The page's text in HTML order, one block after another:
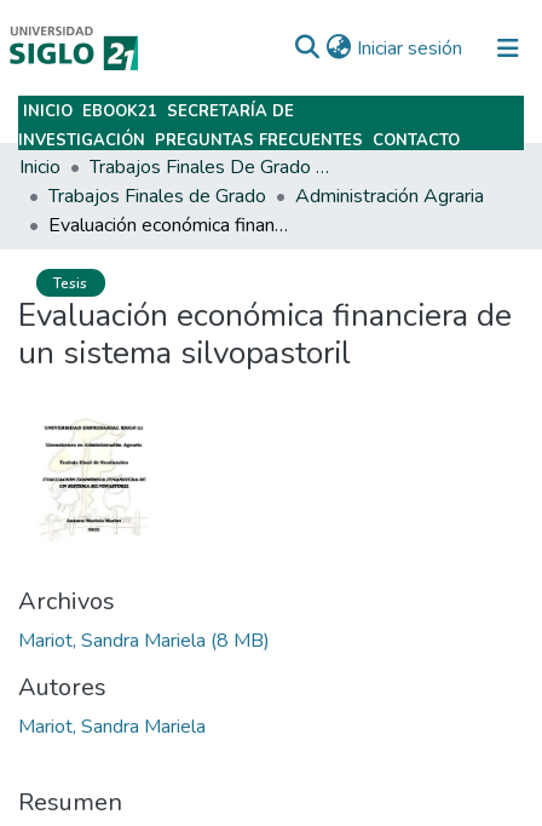
Iniciar sesión (current)
Subir
INICIO EBOOK21 SECRETARÍA DE
INVESTIGACIÓN PREGUNTAS FRECUENTES CONTACTO
Inicio
Trabajos Finales De Grado Y Posgrado
Trabajos Finales de Grado
Administración Agraria
Evaluación económica financiera de un sistema silvopastoril
Tesis
Evaluación económica financiera de
un sistema silvopastoril
Archivos
Mariot, Sandra Mariela (8 MB)
Autores
Mariot, Sandra Mariela
Resumen